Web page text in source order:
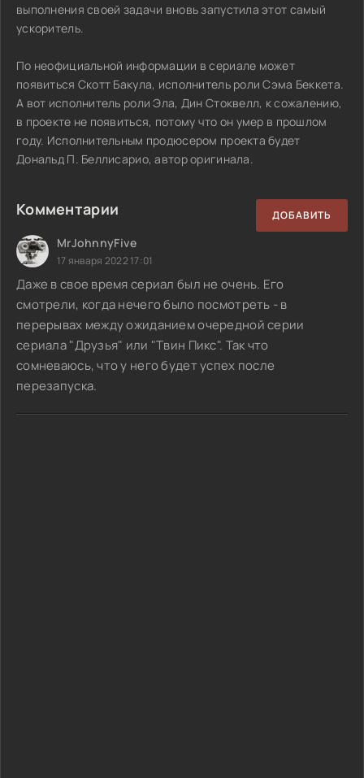
выполнения своей задачи вновь запустила этот самый
ускоритель.
По неофициальной информации в сериале может
появиться Скотт Бакула, исполнитель роли Сэма Беккета.
А вот исполнитель роли Эла, Дин Стоквелл, к сожалению,
в проекте не появиться, потому что он умер в прошлом
году. Исполнительным продюсером проекта будет
Дональд П. Беллисарио, автор оригинала.
Комментарии ДОБАВИТЬ
MrJohnnyFive
17 января 2022 17:01
Даже в свое время сериал был не очень. Его
смотрели, когда нечего было посмотреть - в
перерывах между ожиданием очередной серии
сериала "Друзья" или "Твин Пикс". Так что
сомневаюсь, что у него будет успех после
перезапуска.